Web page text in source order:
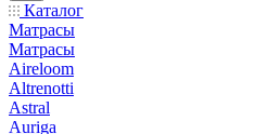
Каталог
Матрасы
Матрасы
Aireloom
Altrenotti
Astral
Auriga